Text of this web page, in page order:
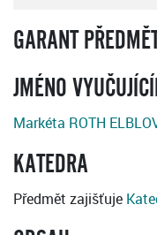
GARANT
JMÉNO
Markéta ROTH
KATEDRA
Předmět zajišťuje